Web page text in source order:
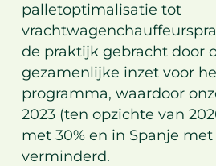
palletoptimalisatie tot
de praktijk gebracht door
gezamenlijke inzet voor
programma, waardoor
2023 (ten opzichte van
met 30% en in Spanje met
verminderd.